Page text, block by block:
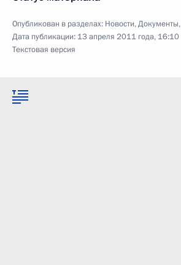
Опубликован в разделах: Новости,Документы,
Дата публикации: 13 апреля 2011 года, 16:10
Текстовая версия